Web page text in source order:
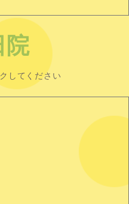
院
してください